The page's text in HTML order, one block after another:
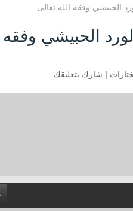
الحبيشي وفقه الله تعالى
الحبيشي وفقه
| شارك بتعليقك